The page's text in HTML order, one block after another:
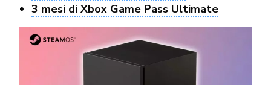
3 mesi di Xbox Game Pass Ultimate